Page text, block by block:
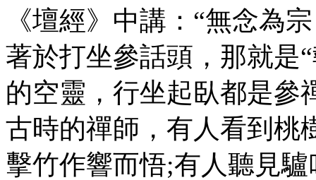
《壇經》中講：“無念為
著於打坐參話頭，那就是
的空靈，行坐起臥都是參
古時的禪師，有人看到桃
擊竹作響而悟;有人聽見